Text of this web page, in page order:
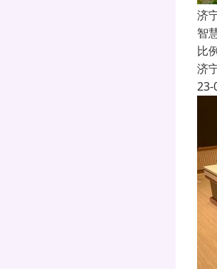
济
智
比
济
23-